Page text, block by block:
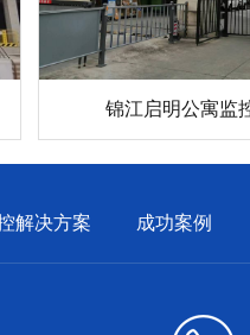
锦江启明公寓监
解决方案 成功案例